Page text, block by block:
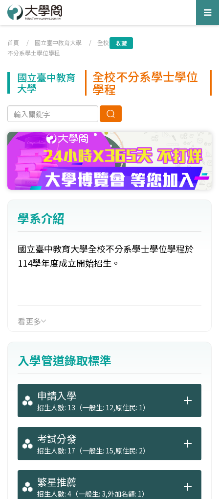
首頁 / 國立臺中教育大學 / 全校
不分系學士學位學程
收藏
國立臺中教育
大學
全校不分系學士學位
學程
學系介紹
國立臺中教育大學全校不分系學士學位學程於
114學年度成立開始招生。
看更多
入學管道錄取標準
申請入學
招生人數: 13（一般生: 12,原住民: 1）
考試分發
招生人數: 17（一般生: 15,原住民: 2）
繁星推薦
招生人數: 4（一般生: 3,外加名額: 1）